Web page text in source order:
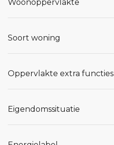
Woonoppervlakte
Soort woning
Oppervlakte extra functies
Eigendomssituatie